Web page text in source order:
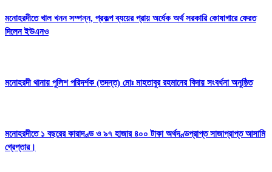
মনোহরদীতে খাল খনন সম্পন্ন, প্রকল্প ব্যয়ের প্রায় অর্ধেক অর্থ সরকারি কোষাগারে ফেরত
দিলেন ইউএনও
মনোহরদী থানায় পুলিশ পরিদর্শক (তদন্ত) মোঃ মাহতাবুর রহমানের বিদায় সংবর্ধনা অনুষ্ঠিত
মনোহরদীতে ১ বছরের কারাদণ্ড ও ৯৭ হাজার ৪০০ টাকা অর্থদণ্ডপ্রাপ্ত সাজাপ্রাপ্ত আসামি
গ্রেপ্তার।